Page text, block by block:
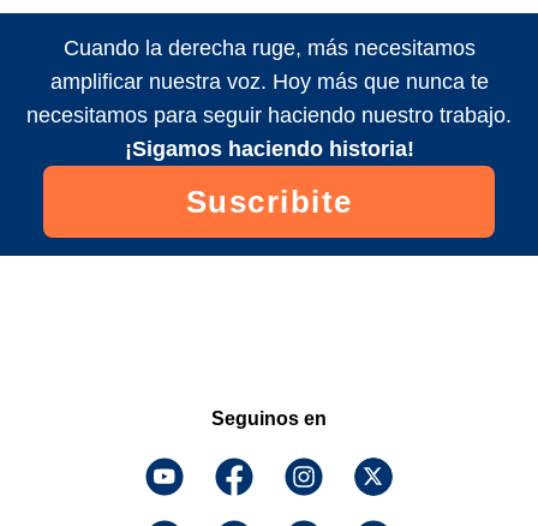
Cuando la derecha ruge, más necesitamos
amplificar nuestra voz. Hoy más que nunca te
necesitamos para seguir haciendo nuestro trabajo.
¡Sigamos haciendo historia!
Suscribite
Seguinos en